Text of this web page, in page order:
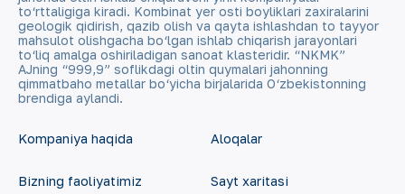
to‘rttaligiga kiradi. Kombinat yer osti boyliklari zaxiralarini
geologik qidirish, qazib olish va qayta ishlashdan to tayyor
mahsulot olishgacha bo‘lgan ishlab chiqarish jarayonlari
to‘liq amalga oshiriladigan sanoat klasteridir. “NKMK”
AJning “999,9” soflikdagi oltin quymalari jahonning
qimmatbaho metallar bo‘yicha birjalarida O‘zbekistonning
brendiga aylandi.
Kompaniya haqida
Bizning faoliyatimiz
Aloqalar
Sayt xaritasi